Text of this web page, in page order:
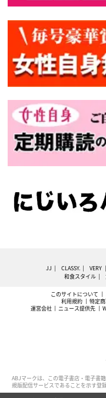
JJ CLASSY. VERY
和食スタイル
このサイトについて
利用規約
特定
運営会社
ニュース提供先
ABJマークは、この電子書店・電子書
規版配信サービスであることを示す登